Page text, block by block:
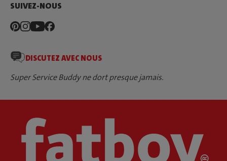
SUIVEZ-NOUS
DISCUTEZ AVEC NOUS
Super Service Buddy ne dort presque jamais.